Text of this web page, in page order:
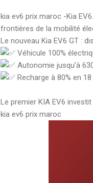
kia ev6 prix maroc -Kia
frontières de la mobilité
Le nouveau Kia EV6 GT :
Véhicule 100%
Autonomie jusqu’à
Recharge à 80% en
Le premier KIA EV6
kia ev6 prix maroc